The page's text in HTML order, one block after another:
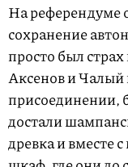
На референдуме
сохранение
просто был
Аксенов и Чалый
присоединении,
достали
древка и вместе